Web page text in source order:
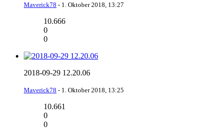
Maverick78 - 1. Oktober 2018, 13:27
10.666
0
0
2018-09-29 12.20.06
Maverick78 - 1. Oktober 2018, 13:25
10.661
0
0